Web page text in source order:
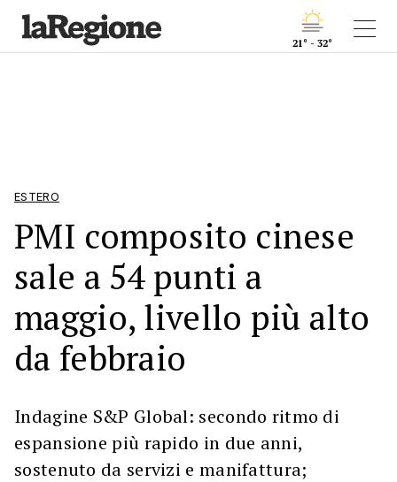
21° - 32°
ESTERO
PMI composito cinese
sale a 54 punti a
maggio, livello più alto
da febbraio
Indagine S&P Global: secondo ritmo di
espansione più rapido in due anni,
sostenuto da servizi e manifattura;